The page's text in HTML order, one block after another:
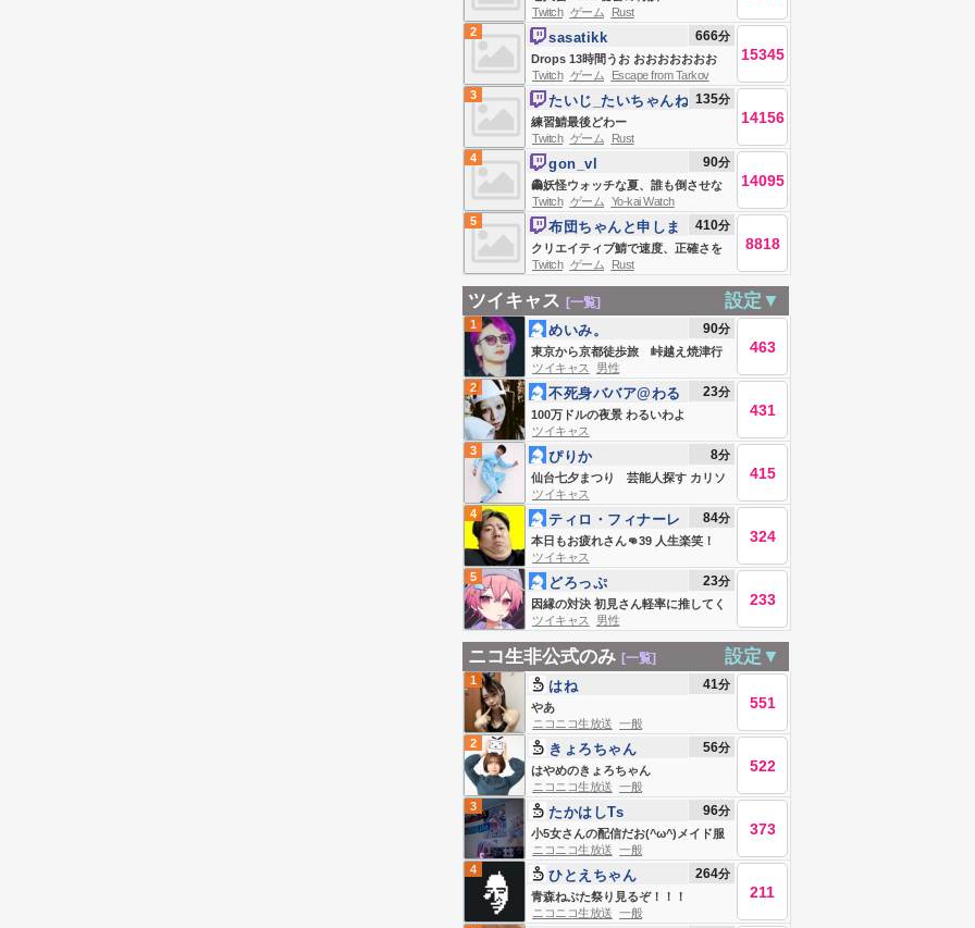
Twitch ゲーム
Rust
2
Drops 13時間うお おおおおおおお
Escape From Tarkov
sasatikk 666分
15345
Twitch ゲーム
Escape from Tarkov
3
練習鯖最後どわー
たいじ_たいちゃんね
る
135分
14156
Twitch ゲーム
Rust
4
👻妖怪ウォッチな夏、誰も倒させな
い...。GONグッズ出た！
gon_vl 90分
14095
Twitch ゲーム Yo-kai Watch
5
クリエイティブ鯖で速度、正確さを
ただただ上げる
布団ちゃんと申しま
す
410分
8818
Twitch ゲーム Rust
ツイキャス [一覧] 設定▼
1
東京から京都徒歩旅 峠越え焼津行
き 今日もなんとか。
めいみ。 90分
463
ツイキャス
男性
2
100万ドルの夜景 わるいわよ
不死身ババア@わる
いわよ
23分
431
ツイキャス
3
仙台七夕まつり 芸能人探す カリソ
マのひまつぶし
ぴりか 8分
415
ツイキャス
4
本日もお疲れさん👊39 人生楽笑！
ティロ・フィナーレ
加川
84分
324
ツイキャス
5
因縁の対決 初見さん軽率に推してく
ださい
どろっぷ
@STPRBOYS
23分
233
ツイキャス 男性
ニコ生非公式のみ [一覧] 設定▼
1
やあ
はね 41分
551
ニコニコ生放送 一般
2
はやめのきょろちゃん
きょろちゃん 56分
522
ニコニコ生放送 一般
3
小5女さんの配信だお(^ω^)メイド服
はいいね。メイド服は心を潤してく
れる。
たかはしTs 96分
373
ニコニコ生放送 一般
4
青森ねぶた祭り見るぞ！！！
ひとえちゃん 264分
211
ニコニコ生放送 一般